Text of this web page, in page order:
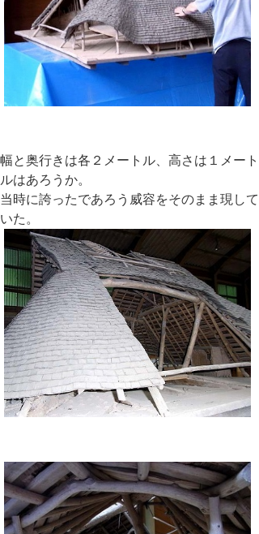
幅と奥行きは各２メートル、高さは１メート
ルはあろうか。
当時に誇ったであろう威容をそのまま現して
いた。